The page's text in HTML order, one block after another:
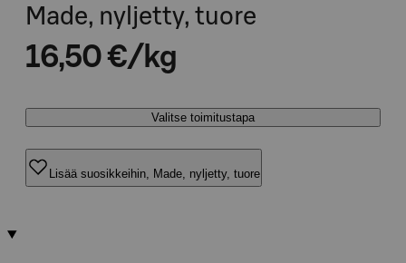
Made, nyljetty, tuore
16,50 €/kg
Valitse toimitustapa
Lisää suosikkeihin, Made, nyljetty, tuore